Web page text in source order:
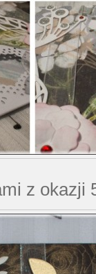
z okazji